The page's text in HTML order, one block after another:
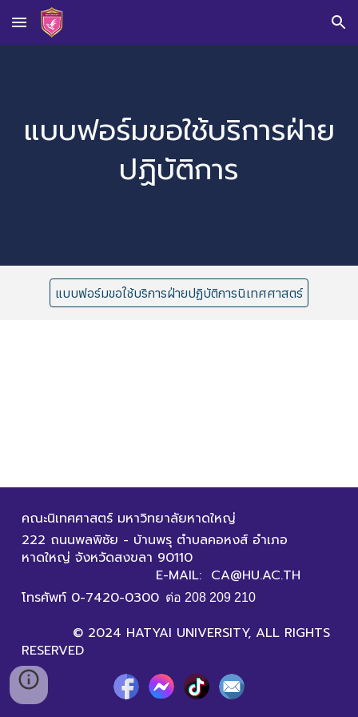
Skip to main content Skip to navigation
แบบฟอร์มขอใช้บริการฝ่าย
ปฏิบัติการ
แบบฟอร์มขอใช้บริการฝ่ายปฏิบัติการนิเทศศาสตร์
คณะนิเทศศาสตร์ มหาวิทยาลัยหาดใหญ่
222 ถนนพลพิชัย - บ้านพรุ ตำบลคอหงส์ อำเภอ
หาดใหญ่ จังหวัดสงขลา 90110
E-MAIL: CA@HU.AC.TH
โทรศัพท์ 0-7420-0300 ต่อ 208 209 210
© 2024 HATYAI UNIVERSITY, ALL RIGHTS
RESERVED